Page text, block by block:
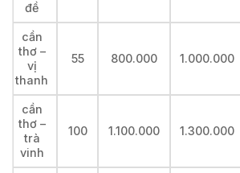
đề
cần
thơ –
vị
thanh
55 800.000 1.000.000
cần
thơ –
trà
vinh
100 1.100.000 1.300.000